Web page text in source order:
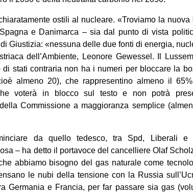
ostili al nucleare. «Troviamo la nuova
e Danimarca – sia dal punto di vista
Giustizia: «nessuna delle due fonti di energia,
dell’Ambiente, Leonore Gewessel. Il
stati contraria non ha i numeri per bloccare la
almeno 20), che rappresentino almeno il
voterà in blocco sul testo e non potrà
Commissione a maggioranza semplice
da quello tedesco, tra Spd, Liberali e
– ha detto il portavoce del cancelliere Olaf
abbiamo bisogno del gas naturale come
le nubi della tensione con la Russia
Germania e Francia, per far passare sia gas